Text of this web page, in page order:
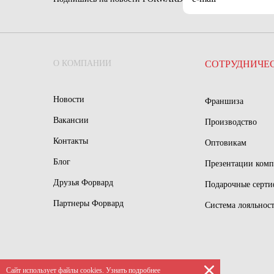
О КОМПАНИИ
Новости
Вакансии
Контакты
Блог
Друзья Форвард
Партнеры Форвард
Франшиза
Производство
Оптовикам
Презентации
Подарочные
Система
Сайт использует файлы сookies. Узнать подробнее